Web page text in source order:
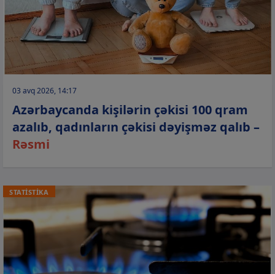
03 avq 2026, 14:17
Azərbaycanda kişilərin çəkisi 100 qram
azalıb, qadınların çəkisi dəyişməz qalıb –
Rəsmi
STATİSTİKA